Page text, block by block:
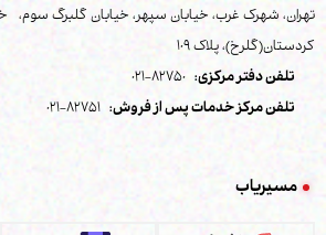
تهران، شهرک غرب، خیابان سپهر، خیابان گلبرگ سوم،
کردستان(گلرخ)، پلاک 109
تلفن دفتر مرکزی: 82750-021
تلفن مرکز خدمات پس از فروش: 82751-021
مسیریاب